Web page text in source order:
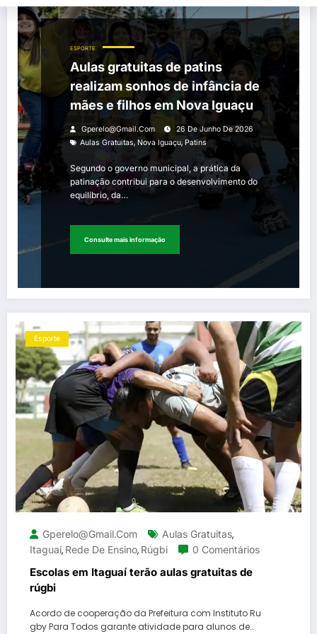
ESPORTE
Aulas gratuitas de patins
realizam sonhos de infância de
mães e filhos em Nova Iguaçu
Gperelo@gmail.com
26 De Junho De 2026
Aulas Gratuitas, Nova Iguaçu, Patins
Segundo o governo municipal, a prática da
patinação contribui para o desenvolvimento do
equilíbrio, da…
Consulte mais informação
Esporte
Gperelo@gmail.com Aulas Gratuitas,
Itaguaí, Rede De Ensino, Rúgbi 0 Comentários
Escolas em Itaguaí terão aulas gratuitas de
rúgbi
Acordo de cooperação da Prefeitura com Instituto Ru
gby Para Todos garante atividade para alunos de…